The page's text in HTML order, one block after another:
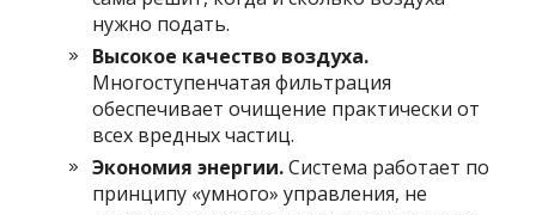
нужно подать.
Высокое качество воздуха.
Многоступенчатая фильтрация
обеспечивает очищение практически от
всех вредных частиц.
Экономия энергии.Система работает по
принципу «умного» управления, не